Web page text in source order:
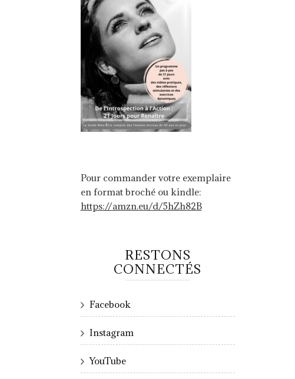
Pour commander votre exemplaire
en format broché ou kindle:
https://amzn.eu/d/5hZh82B
RESTONS
CONNECTÉS
Facebook
Instagram
YouTube